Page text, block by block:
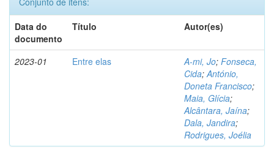
Data do
documento
Título Autor(es)
2023-01 Entre elas A-mi, Jo; Fonseca,
Cida;António,
Doneta Francisco;
Maia, Glícia;
Alcântara, Jaína;
Dala, Jandira;
Rodrigues, Joélia